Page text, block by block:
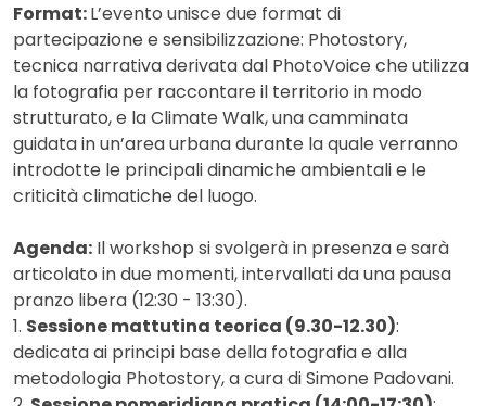
Format:L’evento unisce due format di
partecipazione e sensibilizzazione: Photostory,
tecnica narrativa derivata dal PhotoVoice che utilizza
la fotografia per raccontare il territorio in modo
strutturato, e la Climate Walk, una camminata
guidata in un’area urbana durante la quale verranno
introdotte le principali dinamiche ambientali e le
criticità climatiche del luogo.
Agenda: Il workshop si svolgerà in presenza e sarà
articolato in due momenti, intervallati da una pausa
pranzo libera (12:30 - 13:30).
1. Sessione mattutina teorica (9.30-12.30):
dedicata ai principi base della fotografia e alla
metodologia Photostory, a cura di Simone Padovani.